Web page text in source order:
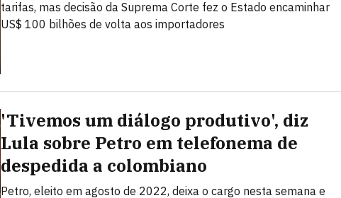
tarifas, mas decisão da Suprema Corte fez o Estado encaminhar
US$ 100 bilhões de volta aos importadores
'Tivemos um diálogo produtivo', diz
Lula sobre Petro em telefonema de
despedida a colombiano
Petro, eleito em agosto de 2022, deixa o cargo nesta semana e